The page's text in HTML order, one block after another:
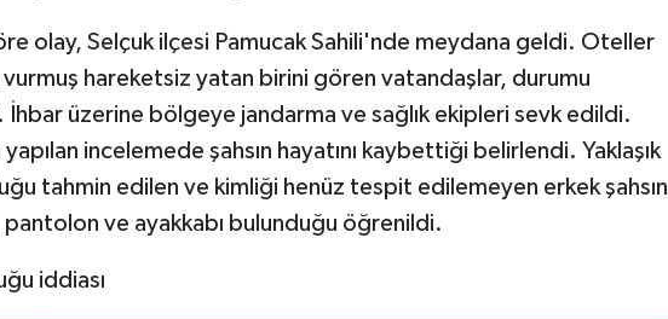
olay, Selçuk ilçesi Pamucak Sahili'nde meydana geldi. Oteller
vurmuş hareketsiz yatan birini gören vatandaşlar, durumu
üzerine bölgeye jandarma ve sağlık ekipleri sevk edildi.
incelemede şahsın hayatını kaybettiği belirlendi. Yaklaşık
tahmin edilen ve kimliği henüz tespit edilemeyen erkek şahsın
ve ayakkabı bulunduğu öğrenildi.
iddiası